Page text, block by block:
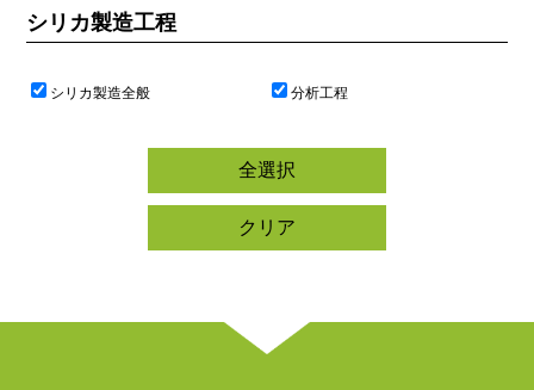
シリカ製造工程
シリカ製造全般 分析工程